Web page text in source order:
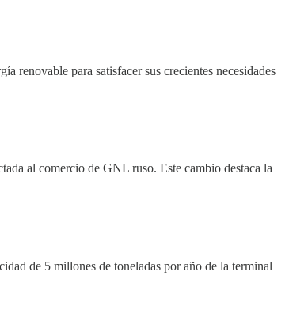
renovable para satisfacer sus crecientes necesidades
al comercio de GNL ruso. Este cambio destaca la
de 5 millones de toneladas por año de la terminal